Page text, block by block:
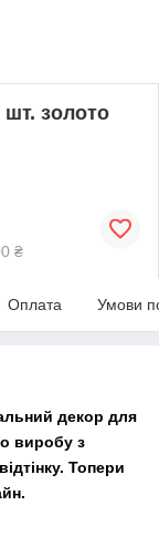
золото
₴
Оплата Умови
декор для
виробу з
Топери